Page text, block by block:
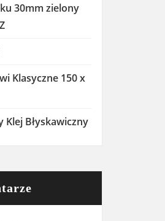
30mm zielony
Klasyczne 150 x
Błyskawiczny